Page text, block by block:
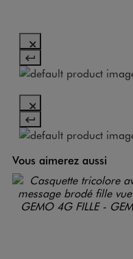
Vous aimerez aussi